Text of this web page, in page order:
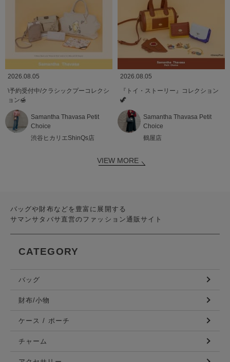
2026.08.05
\予約受付中/クラシックプーコレクシ
ョン🍯
Samantha Thavasa Petit
Choice
渋谷ヒカリエShinQs店
2026.08.05
『トイ・ストーリー』コレクション
🦖
Samantha Thavasa Petit
Choice
鶴屋店
VIEW MORE
バッグや財布などを豊富に展開する
サマンサタバサ直営のファッション通販サイト
CATEGORY
バッグ
財布/小物
ケース / ポーチ
チャーム